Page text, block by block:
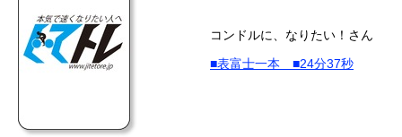
コンドルに、なりたい！さん
■表富士一本 ■24分37秒